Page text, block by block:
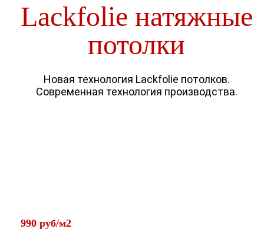
Lackfolie натяжные
потолки
Новая технология Lackfolie потолков.
Современная технология производства.
990 руб/м2